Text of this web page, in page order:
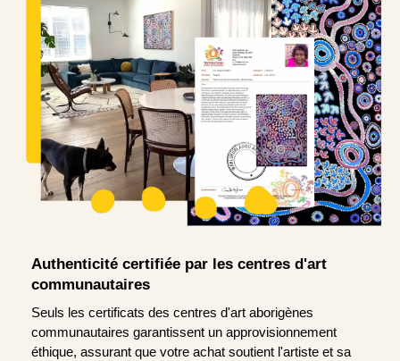
Authenticité certifiée par les centres d'art
communautaires
Seuls les certificats des centres d'art aborigènes
communautaires garantissent un approvisionnement
éthique, assurant que votre achat soutient l'artiste et sa